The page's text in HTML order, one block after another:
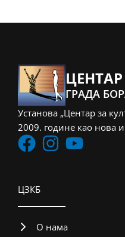
ГРАДА
Установа „Центар за
2009. године као нова
ЦЗКБ
О нама